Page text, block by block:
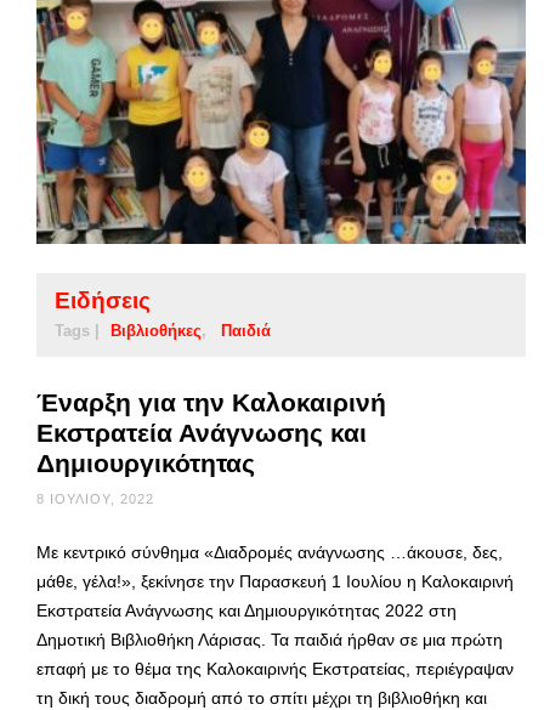
Ειδήσεις
Tags | Βιβλιοθήκες Παιδιά
Έναρξη για την Καλοκαιρινή
Εκστρατεία Ανάγνωσης και
Δημιουργικότητας
8 ΙΟΥΛΊΟΥ, 2022
Με κεντρικό σύνθημα «Διαδρομές ανάγνωσης …άκουσε, δες,
μάθε, γέλα!», ξεκίνησε την Παρασκευή 1 Ιουλίου η Καλοκαιρινή
Εκστρατεία Ανάγνωσης και Δημιουργικότητας 2022 στη
Δημοτική Βιβλιοθήκη Λάρισας. Τα παιδιά ήρθαν σε μια πρώτη
επαφή με το θέμα της Καλοκαιρινής Εκστρατείας, περιέγραψαν
τη δική τους διαδρομή από το σπίτι μέχρι τη βιβλιοθήκη και